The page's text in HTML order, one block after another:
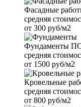
Фасадные
средняя
от 300 руб/м2
Фундаменты
средняя
от 1500 руб/м2
Кровельные
средняя
от 800 руб/м2